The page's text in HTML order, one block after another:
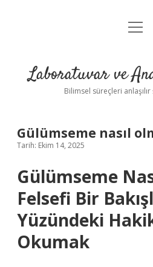
Anasayfa
Yasal
Laboratuvar ve
Bilimsel süreçleri
Gülümseme nasıl
Tarih: Ekim 14, 2025
Gülümseme
Felsefi Bir
Yüzündeki
Okumak